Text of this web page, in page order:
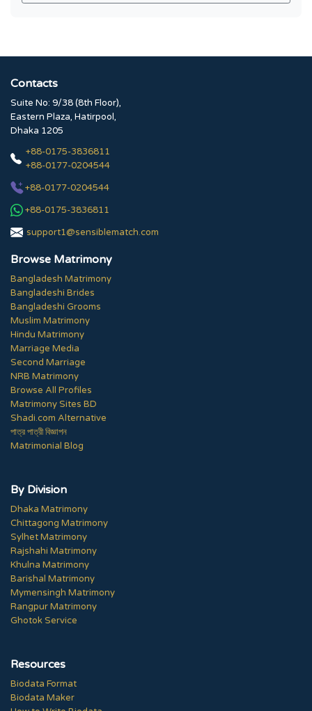
Contacts
Suite No: 9/38 (8th Floor),
Eastern Plaza, Hatirpool,
Dhaka 1205
+88-0175-3836811
+88-0177-0204544
+88-0177-0204544
+88-0175-3836811
support1@sensiblematch.com
Browse Matrimony
Bangladesh Matrimony
Bangladeshi Brides
Bangladeshi Grooms
Muslim Matrimony
Hindu Matrimony
Marriage Media
Second Marriage
NRB Matrimony
Browse All Profiles
Matrimony Sites BD
Shadi.com Alternative
পাত্র পাত্রী বিজ্ঞাপন
Matrimonial Blog
By Division
Dhaka Matrimony
Chittagong Matrimony
Sylhet Matrimony
Rajshahi Matrimony
Khulna Matrimony
Barishal Matrimony
Mymensingh Matrimony
Rangpur Matrimony
Ghotok Service
Resources
Biodata Format
Biodata Maker